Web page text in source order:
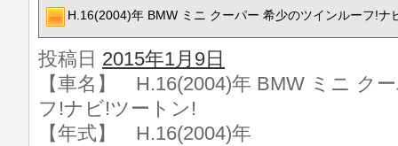
H.16(2004)年 BMW ミニ クーパー 希少のツインルーフ!ナ
投稿日 2015年1月9日
【車名】 H.16(2004)年 BMW ミニ ク
フ!ナビ!ツートン!
【年式】 H.16(2004)年